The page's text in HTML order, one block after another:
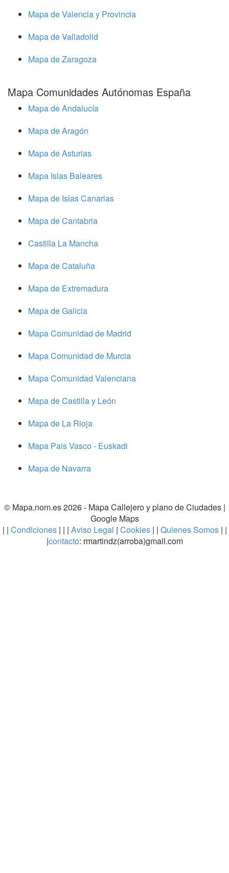
Mapa de Valencia y Provincia
Mapa de Valladolid
Mapa de Zaragoza
Mapa Comunidades Autónomas España
Mapa de Andalucía
Mapa de Aragón
Mapa de Asturias
Mapa Islas Baleares
Mapa de Islas Canarias
Mapa de Cantabria
Castilla La Mancha
Mapa de Cataluña
Mapa de Extremadura
Mapa de Galicia
Mapa Comunidad de Madrid
Mapa Comunidad de Murcia
Mapa Comunidad Valenciana
Mapa de Castilla y León
Mapa de La Rioja
Mapa Pais Vasco - Euskadi
Mapa de Navarra
© Mapa.nom.es 2026 - Mapa Callejero y plano de Ciudades|
Google Maps
| | Condiciones| | | Aviso Legal | Cookies | | Quienes Somos | |
|contacto: rmartindz(arroba)gmail.com